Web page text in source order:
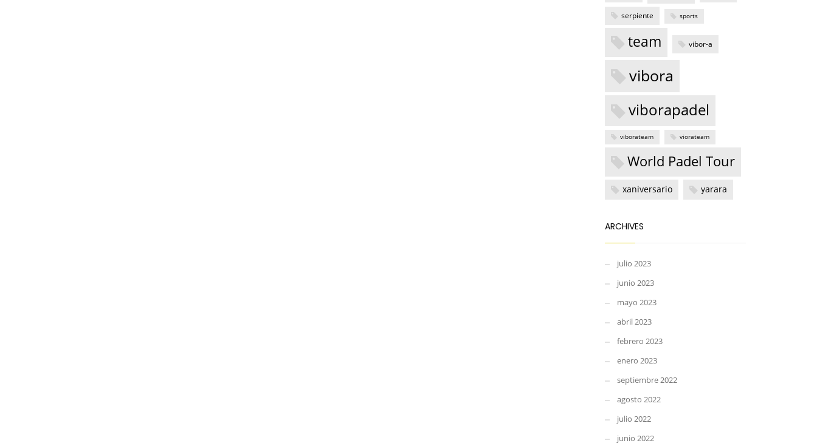
serpiente sports
team vibor-a
vibora
viborapadel
viborateam viorateam
World Padel Tour
xaniversario yarara
ARCHIVES
julio 2023
junio 2023
mayo 2023
abril 2023
febrero 2023
enero 2023
septiembre 2022
agosto 2022
julio 2022
junio 2022